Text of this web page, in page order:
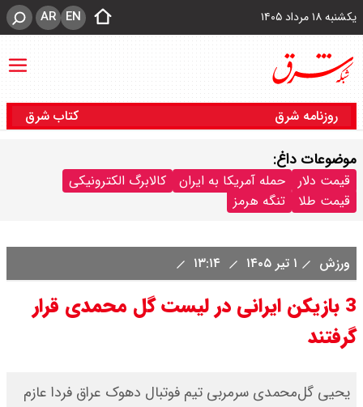
یکشنبه ۱۸ مرداد ۱۴۰۵ EN
AR
روزنامه شرق کتاب شرق
موضوعات داغ:
قیمت دلار حمله آمریکا به ایران
کالابرگ الکترونیکی
قیمت طلا
تنگه هرمز
ورزش ۱ تیر ۱۴۰۵
3 بازیکن ایرانی در لیست گل محمدی قرار
گرفتند
یحیی گل‌محمدی سرمربی تیم فوتبال دهوک عراق فردا عازم